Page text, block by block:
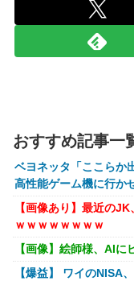
ワイ、「着衣おっ
ｗｗｗｗｗ
【VTuber】RK
【にじさんじ】
【ホロライブ】ニ
【艦これ】そもそ
【艦これ】けーか
ンプくらいヌルイ
アリスソフト「ラ
ゃんは今回も美し
おすすめ記事
ベヨネッタ「ここらか
高性能ゲーム機に行か
【画像あり】最近の
ｗｗｗｗｗｗｗｗ
【画像】絵師様、AI
【爆益】 ワイのNISA